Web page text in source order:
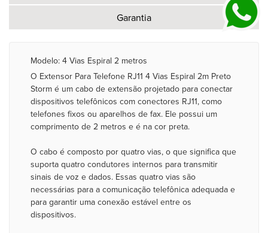
Garantia
Modelo: 4 Vias Espiral 2 metros
O Extensor Para Telefone RJ11 4 Vias Espiral 2m Preto
Storm é um cabo de extensão projetado para conectar
dispositivos telefônicos com conectores RJ11, como
telefones fixos ou aparelhos de fax. Ele possui um
comprimento de 2 metros e é na cor preta.
O cabo é composto por quatro vias, o que significa que
suporta quatro condutores internos para transmitir
sinais de voz e dados. Essas quatro vias são
necessárias para a comunicação telefônica adequada e
para garantir uma conexão estável entre os
dispositivos.